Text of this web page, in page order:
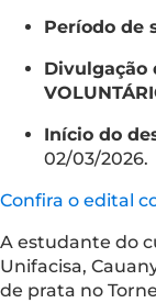
Período de
Divulgação
Início do
02/03/2026.
Confira o edital
A estudante do
Unifacisa,
de prata no